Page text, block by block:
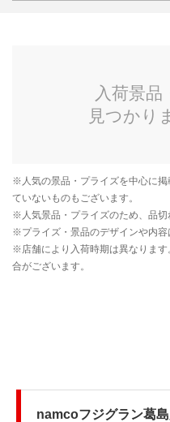
namcoフジグラン葛